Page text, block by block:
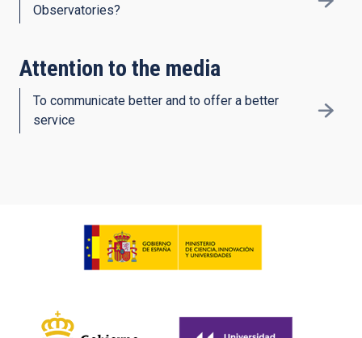
Observatories?
Attention to the media
To communicate better and to offer a better
service